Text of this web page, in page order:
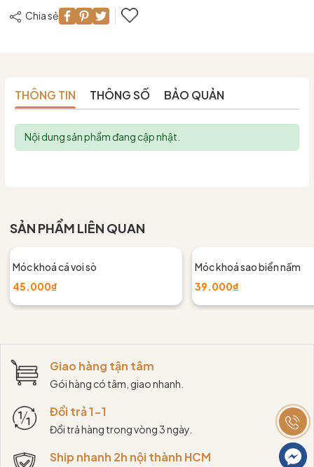
Chia sẻ
THÔNG TIN THÔNG SỐ BẢO QUẢN
Nội dung sản phẩm đang cập nhật.
SẢN PHẨM LIÊN QUAN
Móc khoá cá voi sò
45.000₫
Móc khoá sao biển nấm
39.000₫
Giao hàng tận tâm
Gói hàng có tâm, giao nhanh.
Đổi trả 1-1
Đổi trả hàng trong vòng 3 ngày.
Ship nhanh 2h nội thành HCM